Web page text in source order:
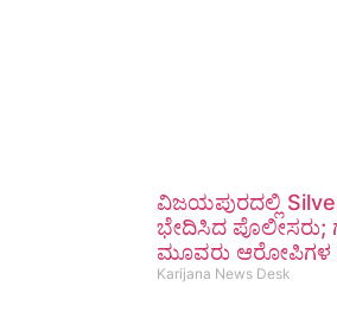
ವಿಜಯಪುರದಲ್ಲಿ
ಭೇದಿಸಿದ
ಮೂವರು ಆರೋಪಿಗಳ
Karijana News Desk